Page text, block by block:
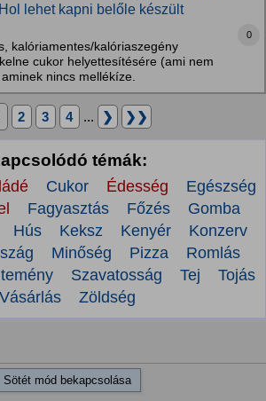
lehet kapni belőle készült
kalóriamentes/kalóriaszegény
cukor helyettesítésére (ami nem
nincs mellékíze.
0
2 3 4 ... ❯ ❯❯
témák:
Cukor Édesség
Egészség
Fagyasztás Főzés
Gomba
Hús Keksz Kenyér
Konzerv
Minőség Pizza
Romlás
Szavatosság Tej
Tojás
Vásárlás
Zöldség
Sötét mód bekapcsolása